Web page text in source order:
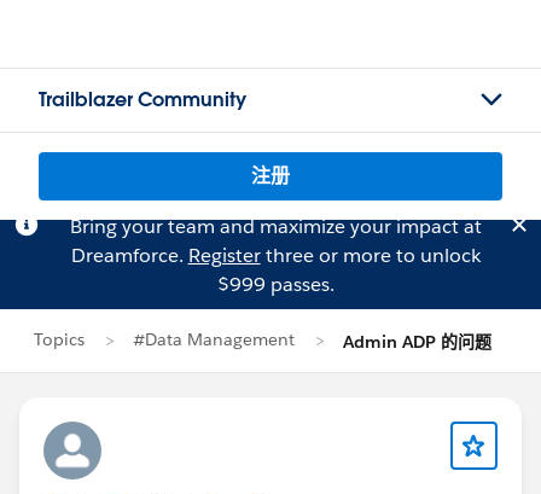
Trailblazer Community
注册
Bring your team and maximize your impact at
Dreamforce. Registerthree or more to unlock
$999 passes.
Topics #Data Management Admin ADP 的问题